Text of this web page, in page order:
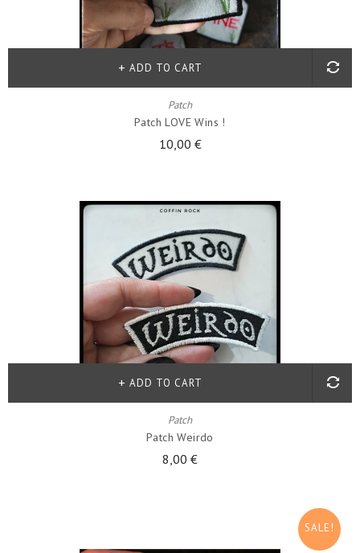
Patch
Patch LOVE Wins !
10,00 €
ADD TO CART
Patch
Patch Weirdo
8,00 €
ADD TO CART
SALE!